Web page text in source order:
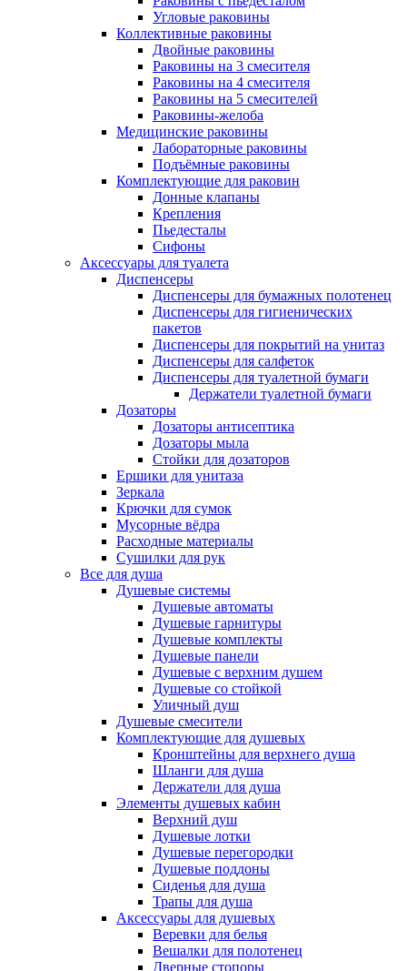
Угловые раковины
Коллективные раковины
Двойные раковины
Раковины на 3 смесителя
Раковины на 4 смесителя
Раковины на 5 смесителей
Раковины-желоба
Медицинские раковины
Лабораторные раковины
Подъёмные раковины
Комплектующие для раковин
Донные клапаны
Крепления
Пьедесталы
Сифоны
Аксессуары для туалета
Диспенсеры
Диспенсеры для бумажных полотенец
Диспенсеры для гигиенических
пакетов
Диспенсеры для покрытий на унитаз
Диспенсеры для салфеток
Диспенсеры для туалетной бумаги
Держатели туалетной бумаги
Дозаторы
Дозаторы антисептика
Дозаторы мыла
Стойки для дозаторов
Ершики для унитаза
Зеркала
Крючки для сумок
Мусорные вёдра
Расходные материалы
Сушилки для рук
Все для душа
Душевые системы
Душевые автоматы
Душевые гарнитуры
Душевые комплекты
Душевые панели
Душевые с верхним душем
Душевые со стойкой
Уличный душ
Душевые смесители
Комплектующие для душевых
Кронштейны для верхнего душа
Шланги для душа
Держатели для душа
Элементы душевых кабин
Верхний душ
Душевые лотки
Душевые перегородки
Душевые поддоны
Сиденья для душа
Трапы для душа
Аксессуары для душевых
Веревки для белья
Вешалки для полотенец
Дверные стопоры